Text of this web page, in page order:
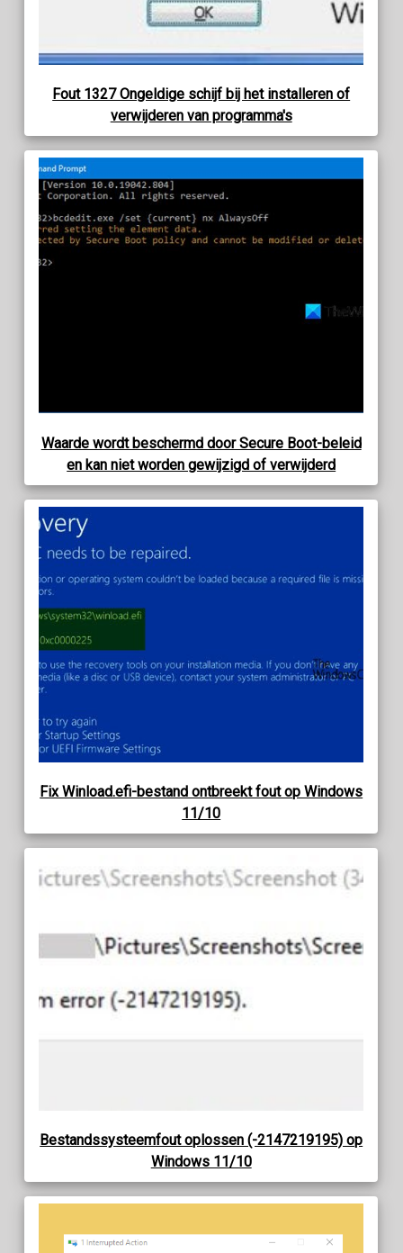
Fout 1327 Ongeldige schijf bij het installeren of
verwijderen van programma's
Waarde wordt beschermd door Secure Boot-beleid
en kan niet worden gewijzigd of verwijderd
Fix Winload.efi-bestand ontbreekt fout op Windows
11/10
Bestandssysteemfout oplossen (-2147219195) op
Windows 11/10